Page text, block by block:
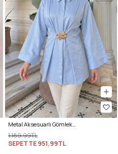
1.189,99TL
SEPETTE951,99TL